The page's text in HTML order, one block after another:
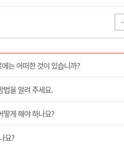
는 어떠한 것이 있습니까?
법을 알려 주세요.
떻게 해야 하나요?
요?